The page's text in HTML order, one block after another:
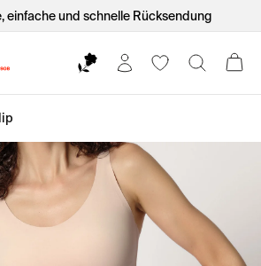
einfache und schnelle Rücksendung